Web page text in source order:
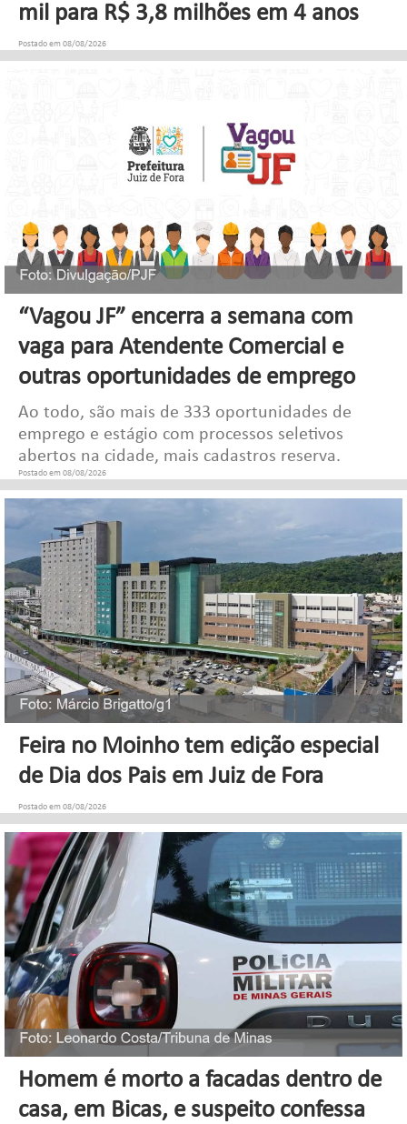
mil para R$ 3,8 milhões em 4 anos
Postado em 08/08/2026
“Vagou JF” encerra a semana com
vaga para Atendente Comercial e
outras oportunidades de emprego
Ao todo, são mais de 333 oportunidades de
emprego e estágio com processos seletivos
abertos na cidade, mais cadastros reserva.
Postado em 08/08/2026
Feira no Moinho tem edição especial
de Dia dos Pais em Juiz de Fora
Postado em 08/08/2026
Homem é morto a facadas dentro de
casa, em Bicas, e suspeito confessa